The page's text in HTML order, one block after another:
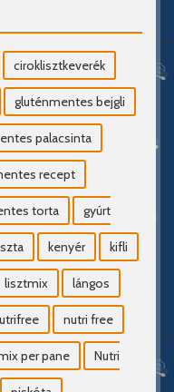
ciroklisztkeverék
gluténmentes bejgli
palacsinta
recept
torta gyúrt
kenyér kifli
lisztmix lángos
nutri free
per pane Nutri